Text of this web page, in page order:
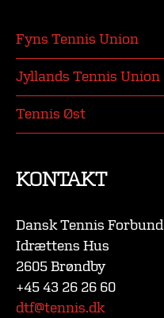
Fyns Tennis Union
Jyllands Tennis Union
Tennis Øst
KONTAKT
Dansk Tennis Forbund
Idrættens Hus
2605 Brøndby
+45 43 26 26 60
dtf@tennis.dk